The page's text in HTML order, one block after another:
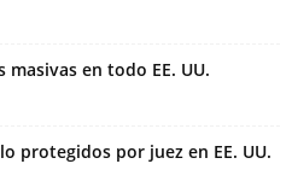
en todo EE. UU.
protegidos por juez en EE. UU.